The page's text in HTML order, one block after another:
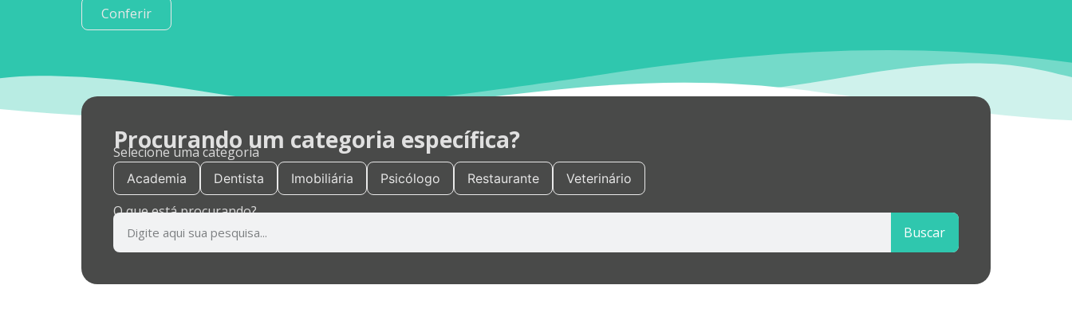
Conferir
Procurando um categoria específica?
Selecione uma categoria
Academia Dentista Imobiliária Psicólogo Restaurante Veterinário
O que está procurando?
Buscar